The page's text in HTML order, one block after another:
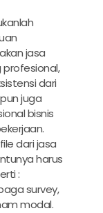
jasa
profesional,
dari
juga
bisnis
darijasa
harus
:
survey,
modal.